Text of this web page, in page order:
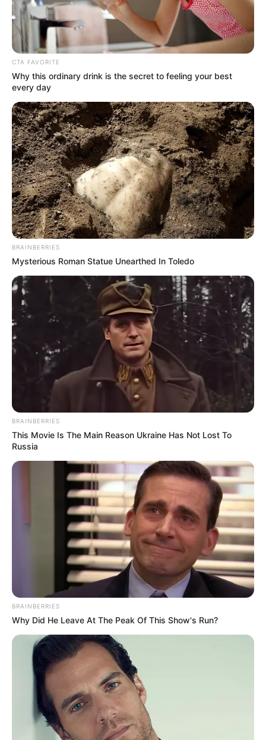
CTA FAVORITE
Why this ordinary drink is the secret to feeling your best
every day
BRAINBERRIES
Mysterious Roman Statue Unearthed In Toledo
BRAINBERRIES
This Movie Is The Main Reason Ukraine Has Not Lost To
Russia
BRAINBERRIES
Why Did He Leave At The Peak Of This Show's Run?